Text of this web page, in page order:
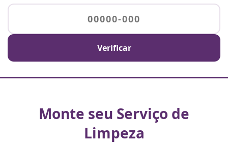
Verificar
Monte seu Serviço de
Limpeza